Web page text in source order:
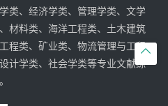

类、经济学类、管理学类、文学
材料类、海洋工程类、土木建筑
程类、矿业类、物流管理与工程
计学类、社会学类等专业文献综